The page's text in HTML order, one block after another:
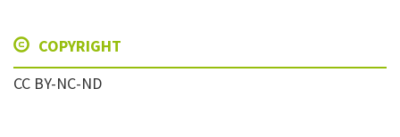
COPYRIGHT
CC BY-NC-ND